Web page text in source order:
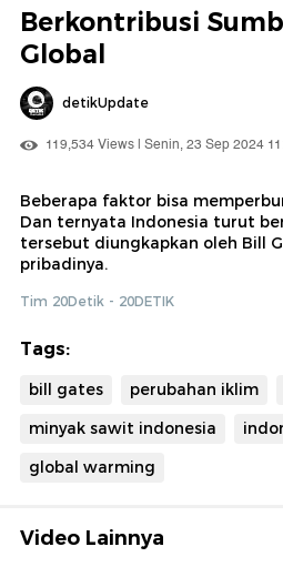
Berkontribusi
Global
detikUpdate
119,534 Views | Senin, 23 Sep 2024
Beberapa faktor bisa
Dan ternyata Indonesia turut
tersebut diungkapkan oleh Bill
pribadinya.
Tim 20Detik - 20DETIK
Tags:
bill gates perubahan iklim
minyak sawit indonesia
global warming
Video Lainnya